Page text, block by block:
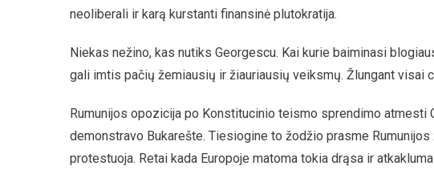
neoliberali ir karą kurstanti finansinė plutokratija.
Niekas nežino, kas nutiks Georgescu. Kai kurie baiminasi
gali imtis pačių žemiausių ir žiauriausių veiksmų. Žlungant visai
Rumunijos opozicija po Konstitucinio teismo sprendimo atmesti
demonstravo Bukarešte. Tiesiogine to žodžio prasme
protestuoja. Retai kada Europoje matoma tokia drąsa ir